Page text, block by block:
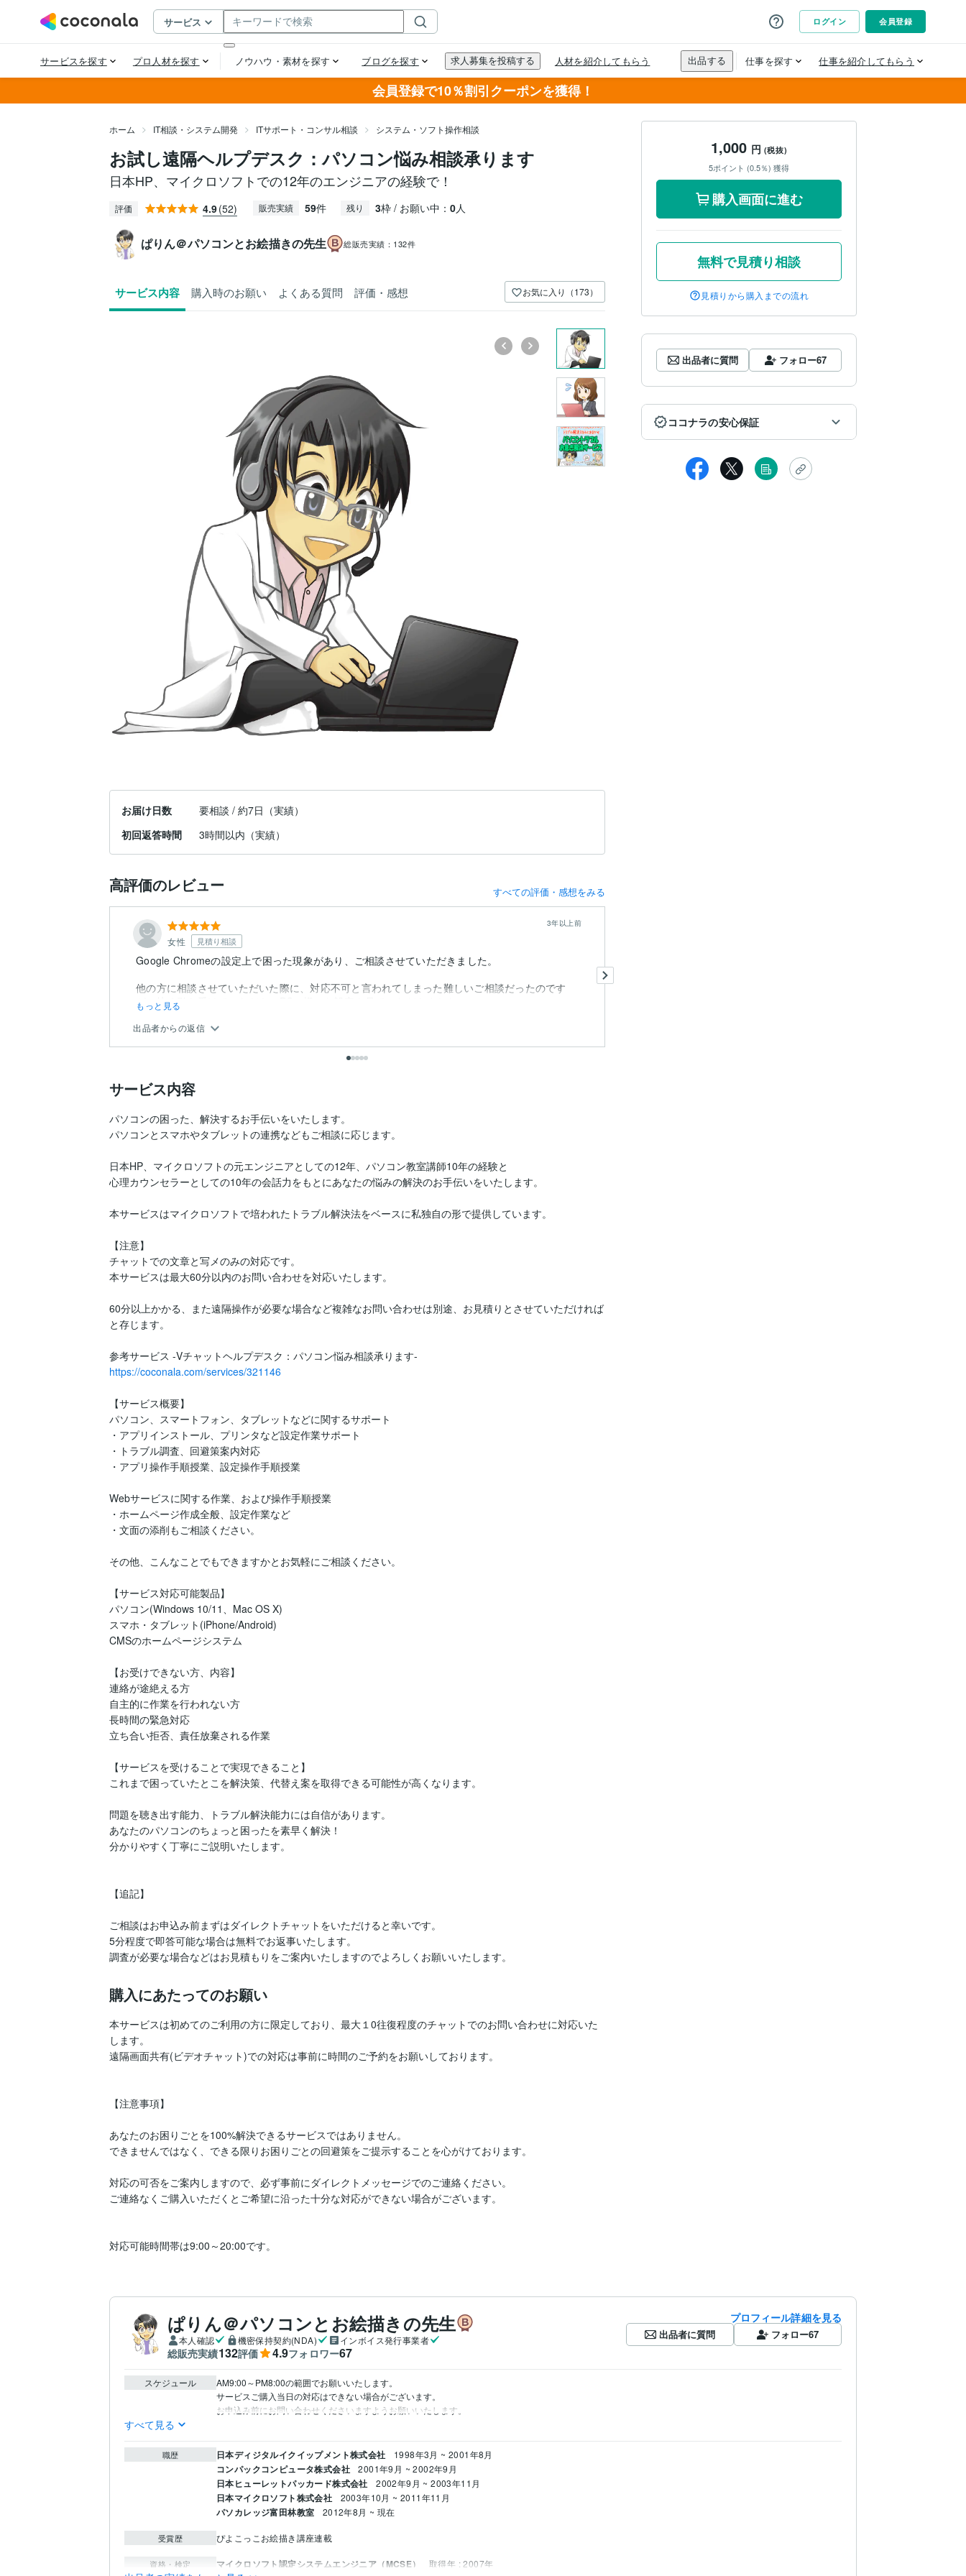
会員登録で10％割引クーポンを獲得！
ホーム IT相談・システム開発 ITサポート・コンサル相談 システム・ソフト操作相談
お試し遠隔ヘルプデスク：パソコン悩み相談承ります
日本HP、マイクロソフトでの12年のエンジニアの経験で！
評価 4.9(52) 販売実績 59件 残り 3枠 / お願い中： 0人
ぱりん＠パソコンとお絵描きの先生 総販売実績： 132件
サービス内容 購入時のお願い よくある質問 評価・感想 お気に入り（173）
お届け日数
要相談 / 約7日（実績）
初回返答時間
3時間以内（実績）
高評価のレビュー すべての評価・感想をみる
女性 見積り相談
3年以上前
Google Chromeの設定上で困った現象があり、ご相談させていただきました。
他の方に相談させていただいた際に、対応不可と言われてしまった難しいご相談だったのです
が、快く引き受けていただき、PCの様々な設定を見ていただきました。
もっと見る
出品者からの返信
サービス内容
パソコンの困った、解決するお手伝いをいたします。
パソコンとスマホやタブレットの連携などもご相談に応じます。
日本HP、マイクロソフトの元エンジニアとしての12年、パソコン教室講師10年の経験と
心理カウンセラーとしての10年の会話力をもとにあなたの悩みの解決のお手伝いをいたします。
本サービスはマイクロソフトで培われたトラブル解決法をベースに私独自の形で提供しています。
【注意】
チャットでの文章と写メのみの対応です。
本サービスは最大60分以内のお問い合わせを対応いたします。
60分以上かかる、また遠隔操作が必要な場合など複雑なお問い合わせは別途、お見積りとさせていただければ
と存じます。
https://coconala.com/services/321146
【サービス概要】
パソコン、スマートフォン、タブレットなどに関するサポート
・アプリインストール、プリンタなど設定作業サポート
・トラブル調査、回避策案内対応
・アプリ操作手順授業、設定操作手順授業
Webサービスに関する作業、および操作手順授業
・ホームページ作成全般、設定作業など
・文面の添削もご相談ください。
その他、こんなことでもできますかとお気軽にご相談ください。
【サービス対応可能製品】
パソコン(Windows 10/11、Mac OS X)
スマホ・タブレット(iPhone/Android)
CMSのホームページシステム
【お受けできない方、内容】
連絡が途絶える方
自主的に作業を行われない方
長時間の緊急対応
立ち合い拒否、責任放棄される作業
【サービスを受けることで実現できること】
これまで困っていたとこを解決策、代替え案を取得できる可能性が高くなります。
問題を聴き出す能力、トラブル解決能力には自信があります。
あなたのパソコンのちょっと困ったを素早く解決！
分かりやすく丁寧にご説明いたします。
【追記】
ご相談はお申込み前まずはダイレクトチャットをいただけると幸いです。
5分程度で即答可能な場合は無料でお返事いたします。
購入にあたってのお願い
本サービスは初めてのご利用の方に限定しており、最大１0往復程度のチャットでのお問い合わせに対応いた
します。
遠隔画面共有(ビデオチャット)での対応は事前に時間のご予約をお願いしております。
【注意事項】
あなたのお困りごとを100%解決できるサービスではありません。
できませんではなく、できる限りお困りごとの回避策をご提示することを心がけております。
対応の可否をご案内しますので、必ず事前にダイレクトメッセージでのご連絡ください。
ご連絡なくご購入いただくとご希望に沿った十分な対応ができない場合がございます。
対応可能時間帯は9:00～20:00です。
1,000 円 (税抜)
5ポイント (0.5％) 獲得
購入画面に進む
無料で見積り相談
見積りから購入までの流れ
出品者に質問 フォロー67
ココナラの安心保証
ぱりん＠パソコンとお絵描きの先生
本人確認 機密保持契約(NDA) インボイス発行事業者
総販売実績132評価 4.9フォロワー67
プロフィール詳細を見る
出品者に質問 フォロー67
スケジュール
AM9:00～PM8:00の範囲でお願いいたします。
サービスご購入当日の対応はできない場合がございます。
すべて見る
職歴 日本ディジタルイクイップメント株式会社 1998年3月 ~ 2001年8月
コンパックコンピュータ株式会社 2001年9月 ~ 2002年9月
日本ヒューレットパッカード株式会社 2002年9月 ~ 2003年11月
日本マイクロソフト株式会社 2003年10月 ~ 2011年11月
パソカレッジ富田林教室 2012年8月 ~ 現在
受賞歴 ぴよこっこお絵描き講座連載
資格・検定 マイクロソフト認定システムエンジニア（MCSE） 取得年 : 2007年